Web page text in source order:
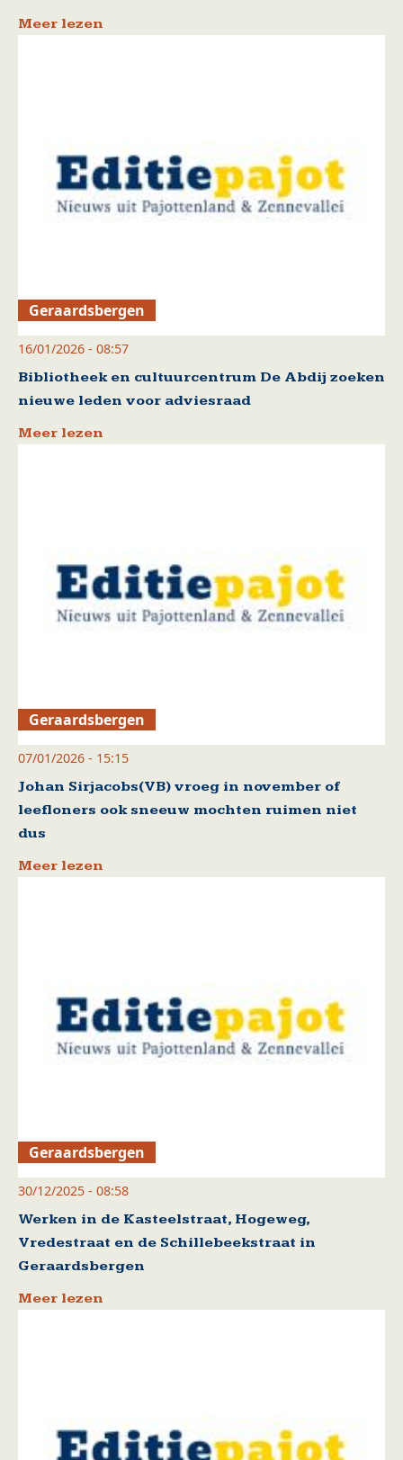
Meer lezen
Geraardsbergen
16/01/2026 - 08:57
Bibliotheek en cultuurcentrum De Abdij zoeken
nieuwe leden voor adviesraad
Meer lezen
Geraardsbergen
07/01/2026 - 15:15
Johan Sirjacobs(VB) vroeg in november of
leefloners ook sneeuw mochten ruimen niet
dus
Meer lezen
Geraardsbergen
30/12/2025 - 08:58
Werken in de Kasteelstraat, Hogeweg,
Vredestraat en de Schillebeekstraat in
Geraardsbergen
Meer lezen